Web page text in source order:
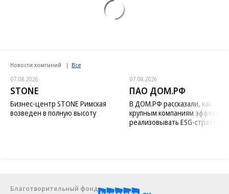
Новости компаний Все
07.08.2026
STONE
Бизнес-центр STONE Римская
возведен в полную высоту
07.08.2026
ПАО ДОМ.РФ
В ДОМ.РФ рассказали, как
крупным компаниям
реализовывать ESG-стратегию
Благотворительный фонд